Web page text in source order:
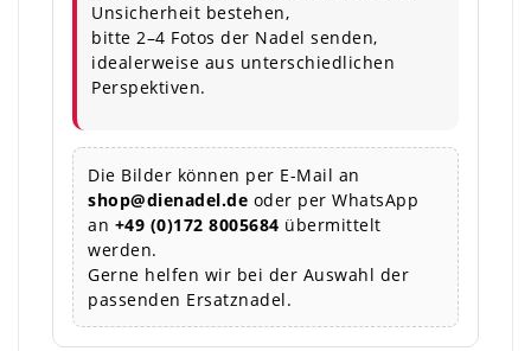
Unsicherheit bestehen,
bitte 2–4 Fotos der Nadel senden,
idealerweise aus unterschiedlichen
Perspektiven.
Die Bilder können per E-Mail an
shop@dienadel.de oder per WhatsApp
an +49 (0)172 8005684 übermittelt
werden.
Gerne helfen wir bei der Auswahl der
passenden Ersatznadel.